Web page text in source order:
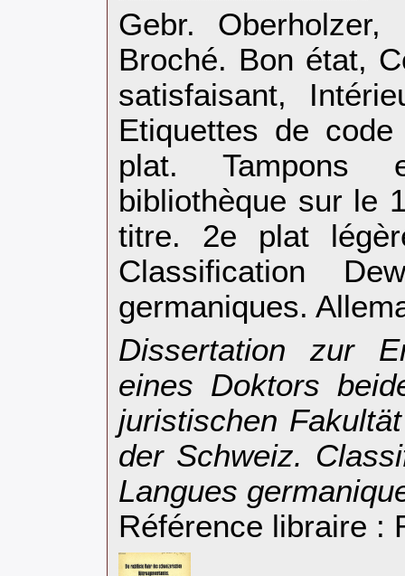
‎Gebr.
Broché. Bon état,
satisfaisant,
Etiquettes de
plat. Tampons
bibliothèque sur le
titre. 2e plat
Classification
germaniques.
‎Dissertation zur
eines Doktors
juristischen
der Schweiz.
Langues
Référence libraire :